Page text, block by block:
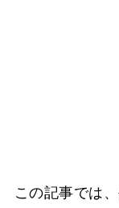
この記事では